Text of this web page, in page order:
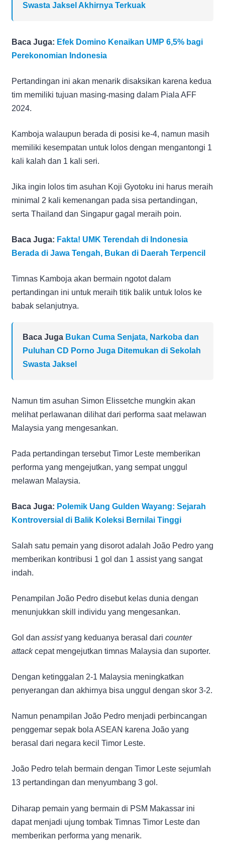
Swasta Jaksel Akhirnya Terkuak
Baca Juga: Efek Domino Kenaikan UMP 6,5% bagi
Perekonomian Indonesia
Pertandingan ini akan menarik disaksikan karena kedua
tim memiliki tujuan masing-masing dalam Piala AFF
2024.
Kamboja walaupun berada di posisi ke-4, namun masih
memiliki kesempatan untuk lolos dengan mengantongi 1
kali kalah dan 1 kali seri.
Jika ingin lolos tim asuhan Koji Gyotoku ini harus meraih
minimal 2 kali kemenangan pada sisa pertandingan,
serta Thailand dan Singapur gagal meraih poin.
Baca Juga: Fakta! UMK Terendah di Indonesia
Berada di Jawa Tengah, Bukan di Daerah Terpencil
Timnas Kamboja akan bermain ngotot dalam
pertandingan ini untuk meraih titik balik untuk lolos ke
babak selanjutnya.
Baca Juga Bukan Cuma Senjata, Narkoba dan
Puluhan CD Porno Juga Ditemukan di Sekolah
Swasta Jaksel
Namun tim asuhan Simon Elissetche mungkin akan
melihat perlawanan dilihat dari performa saat melawan
Malaysia yang mengesankan.
Pada pertandingan tersebut Timor Leste memberikan
performa yang mengejutkan, yang sempat unggul
melawan Malaysia.
Baca Juga: Polemik Uang Gulden Wayang: Sejarah
Kontroversial di Balik Koleksi Bernilai Tinggi
Salah satu pemain yang disorot adalah João Pedro yang
memberikan kontribusi 1 gol dan 1 assist yang sangat
indah.
Penampilan João Pedro disebut kelas dunia dengan
menunjukkan skill individu yang mengesankan.
Gol dan assistyang keduanya berasal dari counter
attackcepat mengejutkan timnas Malaysia dan suporter.
Dengan ketinggalan 2-1 Malaysia meningkatkan
penyerangan dan akhirnya bisa unggul dengan skor 3-2.
Namun penampilan João Pedro menjadi perbincangan
penggemar sepak bola ASEAN karena João yang
berasal dari negara kecil Timor Leste.
João Pedro telah bermain dengan Timor Leste sejumlah
13 pertandingan dan menyumbang 3 gol.
Diharap pemain yang bermain di PSM Makassar ini
dapat menjadi ujung tombak Timnas Timor Leste dan
memberikan performa yang menarik.